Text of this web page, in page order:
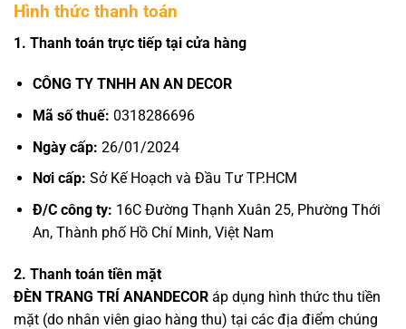
Hình thức thanh toán
1. Thanh toán trực tiếp tại cửa hàng
CÔNG TY TNHH AN AN DECOR
Mã số thuế: 0318286696
Ngày cấp: 26/01/2024
Nơi cấp: Sở Kế Hoạch và Đầu Tư TP.HCM
Đ/C công ty: 16C Đường Thạnh Xuân 25, Phường Thới
An, Thành phố Hồ Chí Minh, Việt Nam
2. Thanh toán tiền mặt
ĐÈN TRANG TRÍ ANANDECOR áp dụng hình thức thu tiền
mặt (do nhân viên giao hàng thu) tại các địa điểm chúng